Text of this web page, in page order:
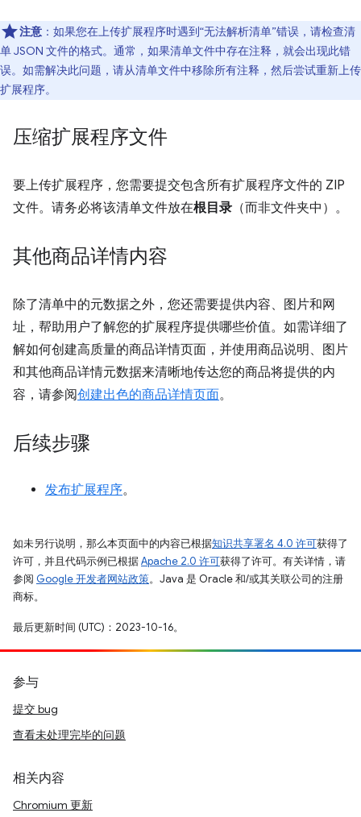
注意 ：如果您在上传扩展程序时遇到“无法解析清单”错误，请检查清
单 JSON 文件的格式。通常，如果清单文件中存在注释，就会出现此错
误。如需解决此问题，请从清单文件中移除所有注释，然后尝试重新上传
扩展程序。
压缩扩展程序文件
要上传扩展程序，您需要提交包含所有扩展程序文件的 ZIP
文件。请务必将该清单文件放在根目录 （而非文件夹中）。
其他商品详情内容
除了清单中的元数据之外，您还需要提供内容、图片和网
址，帮助用户了解您的扩展程序提供哪些价值。如需详细了
解如何创建高质量的商品详情页面，并使用商品说明、图片
和其他商品详情元数据来清晰地传达您的商品将提供的内
容，请参阅创建出色的商品详情页面。
后续步骤
发布扩展程序。
如未另行说明，那么本页面中的内容已根据知识共享署名 4.0 许可获得了
许可，并且代码示例已根据Apache 2.0 许可获得了许可。有关详情，请
参阅 Google 开发者网站政策。Java 是 Oracle 和/或其关联公司的注册
商标。
最后更新时间 (UTC)：2023-10-16。
参与
提交 bug
查看未处理完毕的问题
相关内容
Chromium 更新